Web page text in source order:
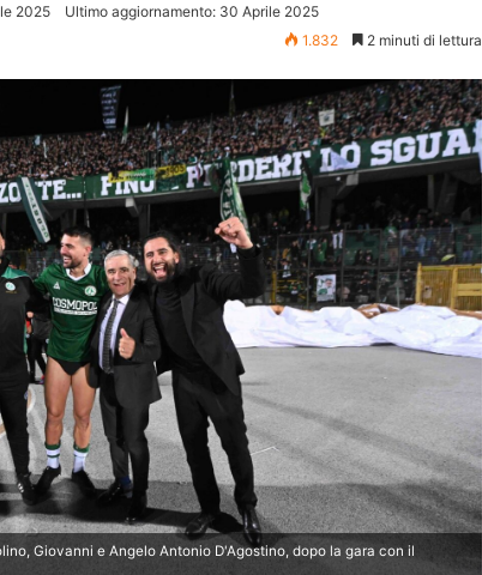
2025
Ultimo aggiornamento: 30 Aprile 2025
1.832
2 minuti di lettura
Giovanni e Angelo Antonio D'Agostino, dopo la gara con il